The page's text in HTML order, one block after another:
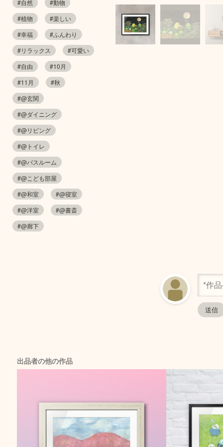
#自然
#動物
#植物
#楽しい
#幸福
#ふんわり
#リラックス
#可愛い
#自由
#10月
#11月
#秋
#@玄関
#@ダイニング
#@リビング
#@トイレ
#@バスルーム
#@こども部屋
#@和室
#@寝室
#@洋室
#@書斎
#@廊下
出品者の他の作品